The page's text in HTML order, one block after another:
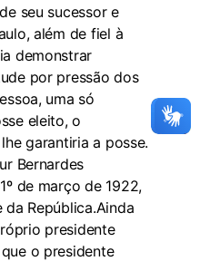
seu sucessor e
além de fiel à
demonstrar
por pressão dos
uma só
eleito, o
garantiria a posse.
Bernardes
de março de 1922,
da República.Ainda
presidente
o presidente